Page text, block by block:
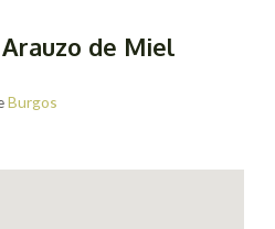
de Miel
Burgos